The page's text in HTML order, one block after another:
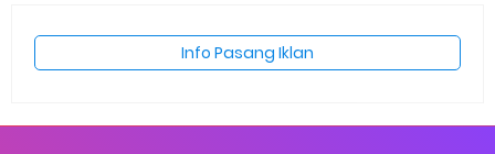
Info Pasang Iklan